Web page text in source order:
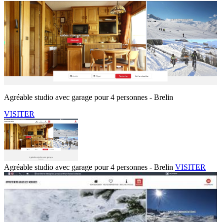
Agréable studio avec garage pour 4 personnes - Brelin
VISITER
Agréable studio avec garage pour 4 personnes - Brelin VISITER